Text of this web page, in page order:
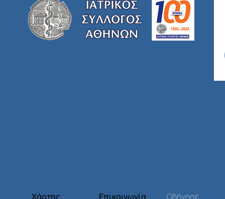
Χάρτης Επικοινωνία Οδήγησέ